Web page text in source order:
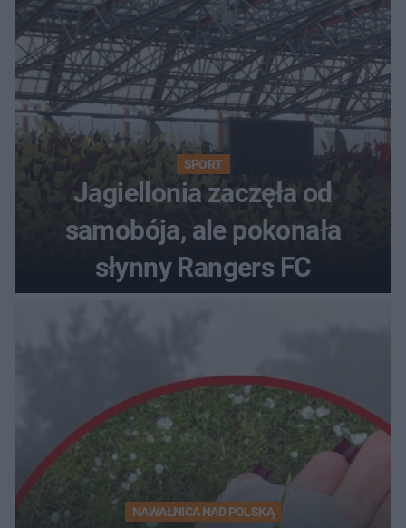
SPORT
Jagiellonia zaczęła od
samobója, ale pokonała
słynny Rangers FC
NAWAŁNICA NAD POLSKĄ